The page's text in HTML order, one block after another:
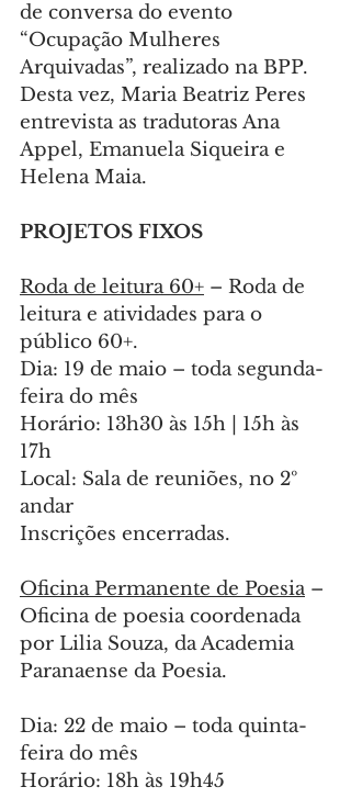
de conversa do evento
“Ocupação Mulheres
Arquivadas”, realizado na BPP.
Desta vez, Maria Beatriz Peres
entrevista as tradutoras Ana
Appel, Emanuela Siqueira e
Helena Maia.
PROJETOS FIXOS
Roda de leitura 60+ – Roda de
leitura e atividades para o
público 60+.
Dia: 19 de maio – toda segunda-
feira do mês
Horário: 13h30 às 15h | 15h às
17h
Local: Sala de reuniões, no 2º
andar
Inscrições encerradas.
Oficina Permanente de Poesia –
Oficina de poesia coordenada
por Lilia Souza, da Academia
Paranaense da Poesia.
Dia: 22 de maio – toda quinta-
feira do mês
Horário: 18h às 19h45